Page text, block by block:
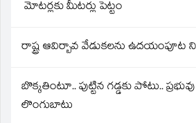
మోటర్లకు మీటర్లు పెట్టం
రాష్ట్ర ఆవిర్బావ వేడుకలను ఉదయంపూట
బొక్కతింటూ.. పుట్టిన గడ్డకు పోటు..
లొంగుబాటు